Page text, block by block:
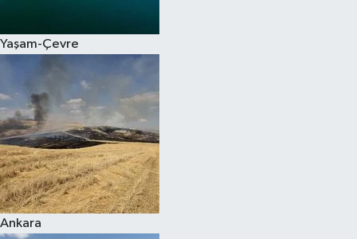
Yaşam-Çevre
Ankara
Kim kimdir?
Kültür Sanat
Sağlık
Siyaset
Teknoloji